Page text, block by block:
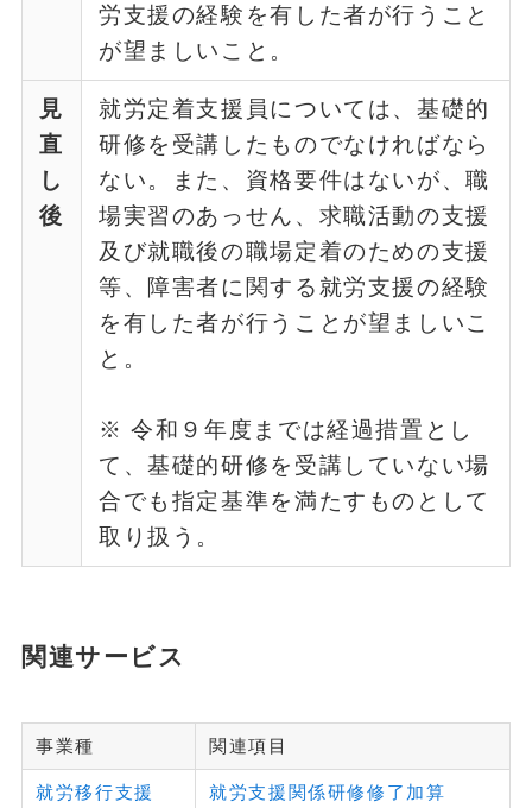
労支援の経験を有した者が行うこと
が望ましいこと。
見
直
し
後
就労定着支援員については、基礎的
研修を受講したものでなければなら
ない。また、資格要件はないが、職
場実習のあっせん、求職活動の支援
及び就職後の職場定着のための支援
等、障害者に関する就労支援の経験
を有した者が行うことが望ましいこ
と。
※ 令和９年度までは経過措置とし
て、基礎的研修を受講していない場
合でも指定基準を満たすものとして
取り扱う。
関連サービス
事業種 関連項目
就労移行支援
就労支援関係研修修了加算